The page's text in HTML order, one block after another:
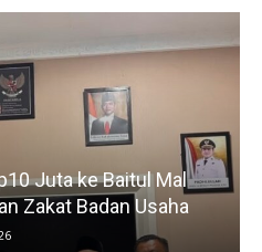
Juta ke Baitul Mal
Zakat Badan Usaha